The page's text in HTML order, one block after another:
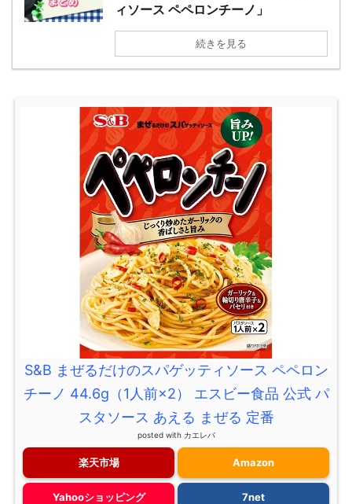
ィソース ペペロンチーノ」
続きを見る
S&B まぜるだけのスパゲッティソース ペペロン
チーノ 44.6g（1人前×2） エスビー食品 公式 パ
スタソース あえる まぜる 定番
posted with カエレバ
楽天市場 Amazon
Yahooショッピング 7net